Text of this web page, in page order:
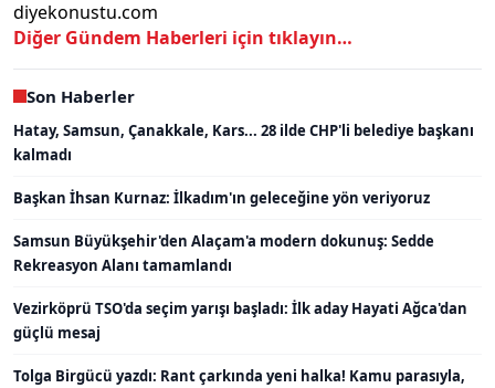
diyekonustu.com
Diğer Gündem Haberleri için tıklayın…
Son Haberler
Hatay, Samsun, Çanakkale, Kars... 28 ilde CHP'li belediye başkanı
kalmadı
Başkan İhsan Kurnaz: İlkadım'ın geleceğine yön veriyoruz
Samsun Büyükşehir'den Alaçam'a modern dokunuş: Sedde
Rekreasyon Alanı tamamlandı
Vezirköprü TSO'da seçim yarışı başladı: İlk aday Hayati Ağca'dan
güçlü mesaj
Tolga Birgücü yazdı: Rant çarkında yeni halka! Kamu parasıyla,